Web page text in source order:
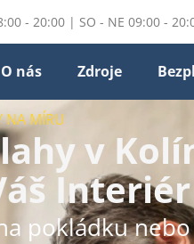
- 20:00 | SO - NE 09:00 -
O nás Zdroje
NA MÍRU
v
Interiér
pokládku nebo